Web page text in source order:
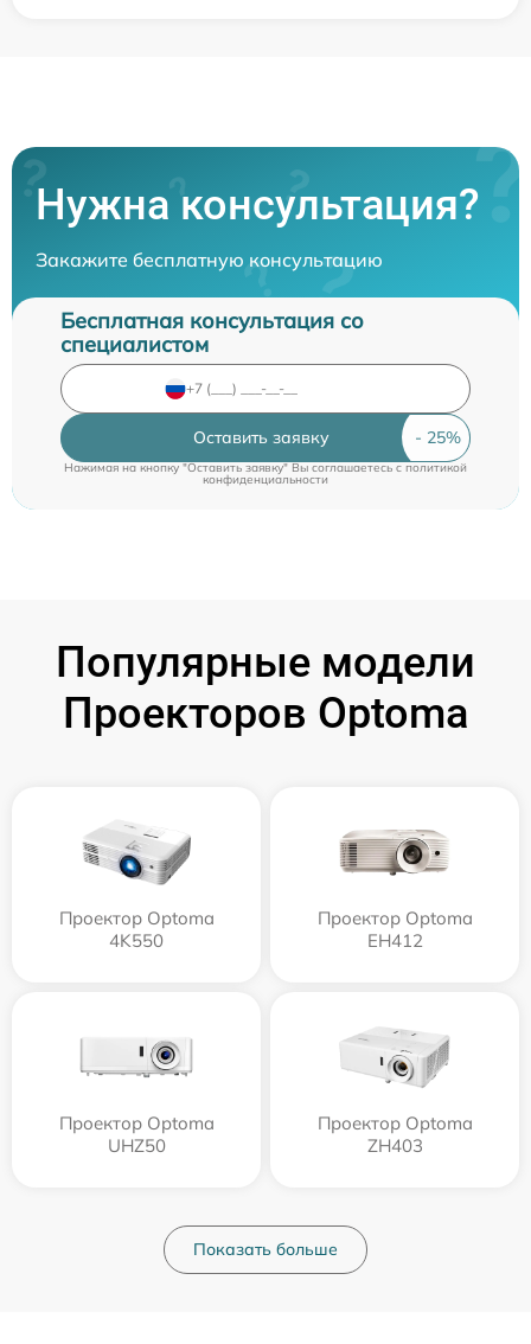
Нужна консультация?
Закажите бесплатную консультацию
Бесплатная консультация со
специалистом
Оставить заявку
Нажимая на кнопку "Оставить заявку" Вы соглашаетесь cполитикой
конфиденциальности
Популярные модели
Проекторов Optoma
Проектор Optoma
4K550
Проектор Optoma
EH412
Проектор Optoma
UHZ50
Проектор Optoma
ZH403
Показать больше